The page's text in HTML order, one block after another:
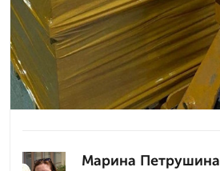
Марина Петрушина